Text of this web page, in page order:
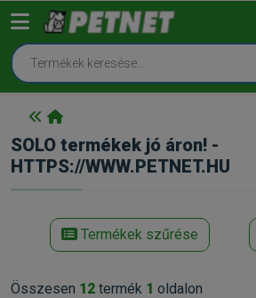
SOLO termékek jó áron! -
HTTPS://WWW.PETNET.HU
Termékek szűrése
Összesen 12 termék 1 oldalon